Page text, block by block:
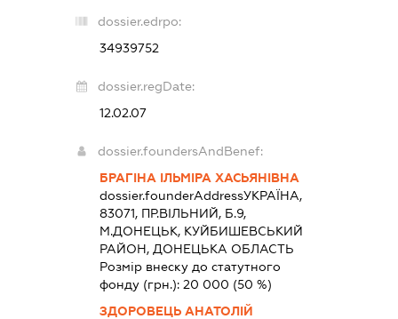
dossier.edrpo:
34939752
dossier.regDate:
12.02.07
dossier.foundersAndBenef:
БРАГІНА ІЛЬМІРА ХАСЬЯНІВНА
dossier.founderAddressУКРАЇНА,
83071, ПР.ВІЛЬНИЙ, Б.9,
М.ДОНЕЦЬК, КУЙБИШЕВСЬКИЙ
РАЙОН, ДОНЕЦЬКА ОБЛАСТЬ
Розмір внеску до статутного
фонду (грн.):20 000 (50 %)
ЗДОРОВЕЦЬ АНАТОЛІЙ